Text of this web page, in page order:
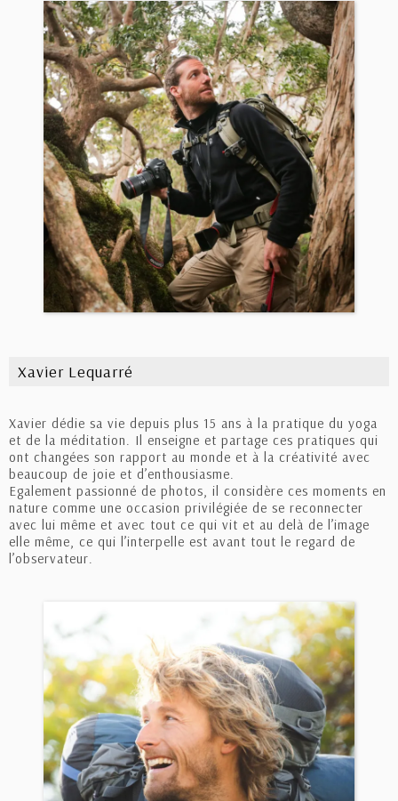
Xavier Lequarré
Xavier dédie sa vie depuis plus 15 ans à la pratique du yoga
et de la méditation. Il enseigne et partage ces pratiques qui
ont changées son rapport au monde et à la créativité avec
beaucoup de joie et d’enthousiasme.
Egalement passionné de photos, il considère ces moments en
nature comme une occasion privilégiée de se reconnecter
avec lui même et avec tout ce qui vit et au delà de l’image
elle même, ce qui l’interpelle est avant tout le regard de
l’observateur.